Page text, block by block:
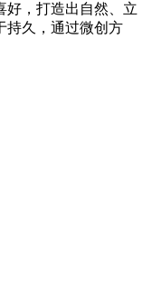
好，打造出自然、立
持久，通过微创方